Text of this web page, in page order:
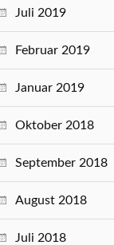
Juli 2019
Februar 2019
Januar 2019
Oktober 2018
September 2018
August 2018
Juli 2018